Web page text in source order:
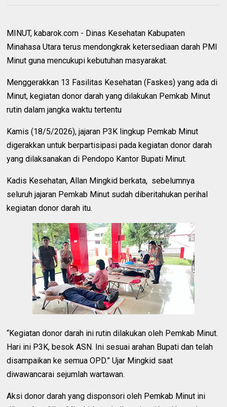
MINUT, kabarok.com - Dinas Kesehatan Kabupaten
Minahasa Utara terus mendongkrak ketersediaan darah PMI
Minut guna mencukupi kebutuhan masyarakat.
Menggerakkan 13 Fasilitas Kesehatan (Faskes) yang ada di
Minut, kegiatan donor darah yang dilakukan Pemkab Minut
rutin dalam jangka waktu tertentu
Kamis (18/5/2026), jajaran P3K lingkup Pemkab Minut
digerakkan untuk berpartisipasi pada kegiatan donor darah
yang dilaksanakan di Pendopo Kantor Bupati Minut.
Kadis Kesehatan, Allan Mingkid berkata, sebelumnya
seluruh jajaran Pemkab Minut sudah diberitahukan perihal
kegiatan donor darah itu.
“Kegiatan donor darah ini rutin dilakukan oleh Pemkab Minut.
Hari ini P3K, besok ASN. Ini sesuai arahan Bupati dan telah
disampaikan ke semua OPD.” Ujar Mingkid saat
diwawancarai sejumlah wartawan.
Aksi donor darah yang disponsori oleh Pemkab Minut ini